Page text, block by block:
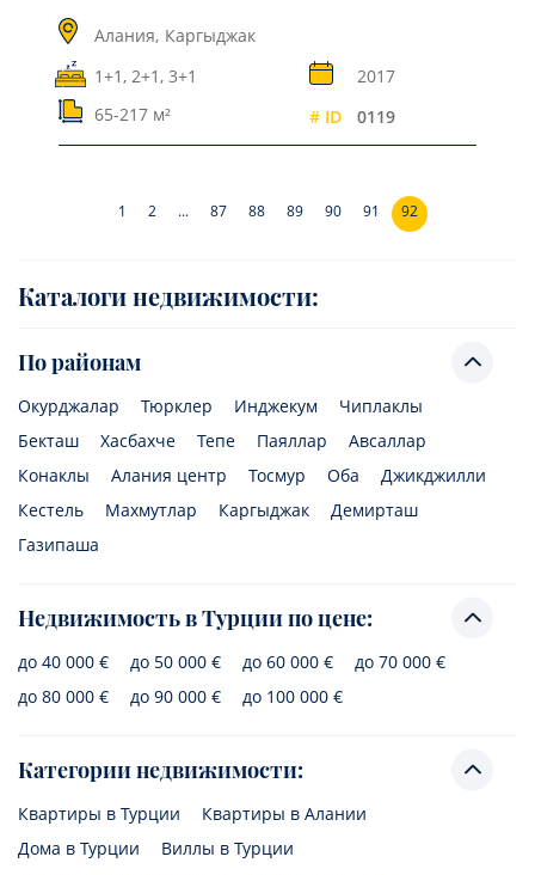
Алания, Каргыджак
1+1, 2+1, 3+1
2017
65-217 м²
# ID 0119
1 2 ... 87 88 89 90 91 92
Каталоги недвижимости:
По районам
Окурджалар Тюрклер Инджекум
Чиплаклы
Бекташ
Хасбахче Тепе Паяллар
Авсаллар
Конаклы
Алания центр Тосмур Оба
Джикджилли
Кестель
Махмутлар Каргыджак
Демирташ
Газипаша
Недвижимость в Турции по цене:
до 40 000 € до 50 000 € до 60 000 €
до 70 000 €
до 80 000 €
до 90 000 € до 100 000 €
Категории недвижимости:
Квартиры в Турции
Квартиры в Алании
Дома в Турции
Виллы в Турции